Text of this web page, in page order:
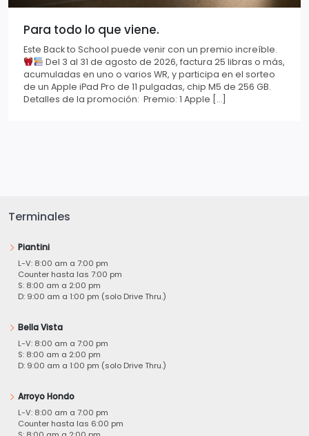
Para todo lo que viene.
Este Back to School puede venir con un premio increíble.
Del 3 al 31 de agosto de 2026, factura 25 libras o más,
acumuladas en uno o varios WR, y participa en el sorteo
de un Apple iPad Pro de 11 pulgadas, chip M5 de 256 GB.
Detalles de la promoción: Premio: 1 Apple […]
Terminales
Piantini
L-V: 8:00 am a 7:00 pm
Counter hasta las 7:00 pm
S: 8:00 am a 2:00 pm
D: 9:00 am a 1:00 pm (solo Drive Thru.)
Bella Vista
L-V: 8:00 am a 7:00 pm
S: 8:00 am a 2:00 pm
D: 9:00 am a 1:00 pm (solo Drive Thru.)
Arroyo Hondo
L-V: 8:00 am a 7:00 pm
Counter hasta las 6:00 pm